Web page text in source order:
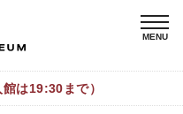
は19:30まで）